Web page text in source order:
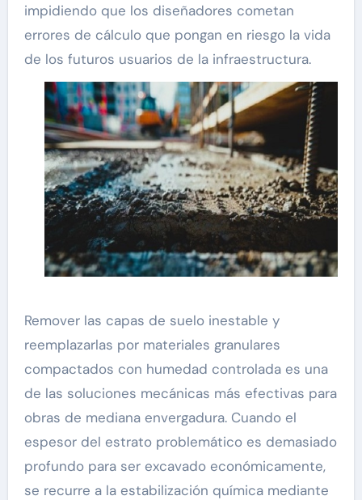
impidiendo que los diseñadores cometan
errores de cálculo que pongan en riesgo la vida
de los futuros usuarios de la infraestructura.
Remover las capas de suelo inestable y
reemplazarlas por materiales granulares
compactados con humedad controlada es una
de las soluciones mecánicas más efectivas para
obras de mediana envergadura. Cuando el
espesor del estrato problemático es demasiado
profundo para ser excavado económicamente,
se recurre a la estabilización química mediante